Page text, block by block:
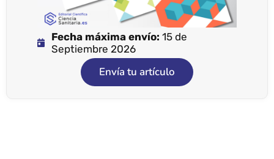
Fecha máxima envío: 15 de
Septiembre 2026
Envía tu artículo